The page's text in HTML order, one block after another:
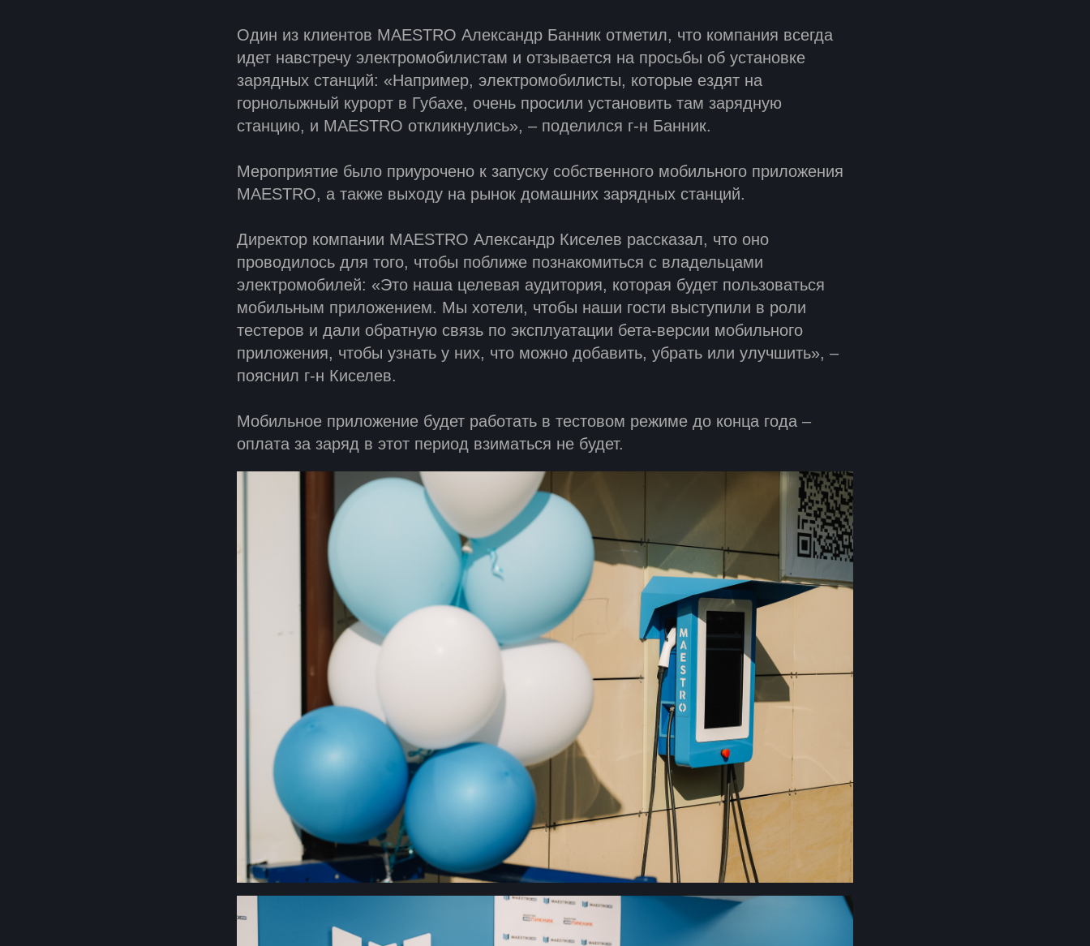
Один из клиентов MAESTRO Александр Банник отметил, что компания всегда
идет навстречу электромобилистам и отзывается на просьбы об установке
зарядных станций: «Например, электромобилисты, которые ездят на
горнолыжный курорт в Губахе, очень просили установить там зарядную
станцию, и MAESTRO откликнулись», – поделился г-н Банник.
Мероприятие было приурочено к запуску собственного мобильного приложения
MAESTRO, а также выходу на рынок домашних зарядных станций.
Директор компании MAESTRO Александр Киселев рассказал, что оно
проводилось для того, чтобы поближе познакомиться с владельцами
электромобилей: «Это наша целевая аудитория, которая будет пользоваться
мобильным приложением. Мы хотели, чтобы наши гости выступили в роли
тестеров и дали обратную связь по эксплуатации бета-версии мобильного
приложения, чтобы узнать у них, что можно добавить, убрать или улучшить», –
пояснил г-н Киселев.
Мобильное приложение будет работать в тестовом режиме до конца года –
оплата за заряд в этот период взиматься не будет.